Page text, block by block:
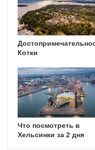
Котки
Что посмотреть в
Хельсинки за 2 дня